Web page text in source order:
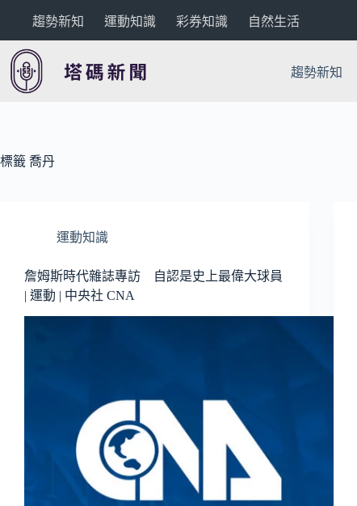
要
內
趨勢新知 運動知識 彩券知識 自然生活
趨勢新知
標籤 喬丹
運動知識
詹姆斯時代雜誌專訪 自認是史上最偉大球員
| 運動 | 中央社 CNA